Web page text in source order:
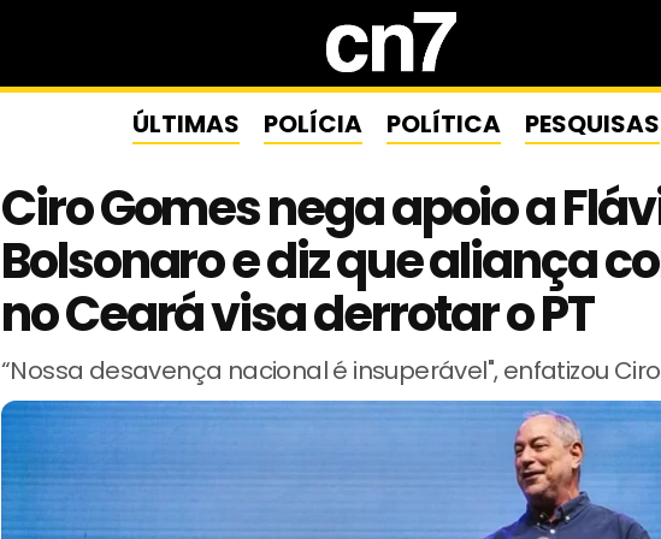
ÚLTIMAS POLÍCIA POLÍTICA PESQUISAS
Ciro Gomes nega apoio a
Bolsonaro e diz que aliança
no Ceará visa derrotar o PT
“Nossa desavença nacional é insuperável", enfatizou Ciro